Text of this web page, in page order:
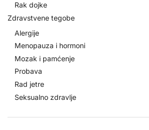
Rak dojke
Zdravstvene tegobe
Alergije
Menopauza i hormoni
Mozak i pamćenje
Probava
Rad jetre
Seksualno zdravlje